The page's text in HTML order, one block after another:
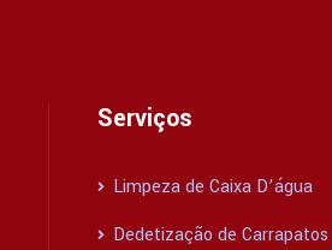
Serviços
Limpeza de Caixa D’água
Dedetização de Carrapatos